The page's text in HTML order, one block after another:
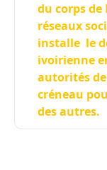
du corps
réseaux
installe le
ivoirienne
autorités
créneau
des autres.